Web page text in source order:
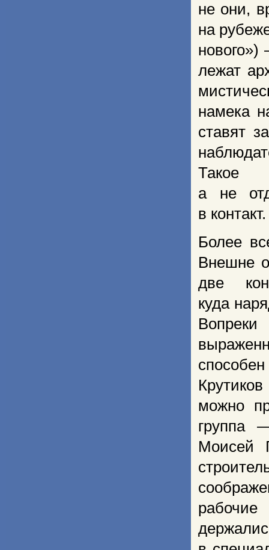
не они,
на
лежат
намека
ставят
Такое
а не
в контакт.
Более
Внешне
две
куда
можно
группа
Моисей